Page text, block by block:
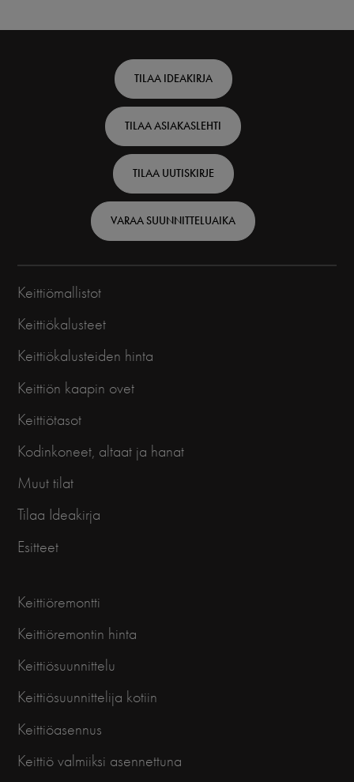
Finnish
TILAA IDEAKIRJA
TILAA ASIAKASLEHTI
TILAA UUTISKIRJE
VARAA SUUNNITTELUAIKA
Keittiömallistot
Keittiökalusteet
Keittiökalusteiden hinta
Keittiön kaapin ovet
Keittiötasot
Kodinkoneet, altaat ja hanat
Muut tilat
Tilaa Ideakirja
Esitteet
Keittiöremontti
Keittiöremontin hinta
Keittiösuunnittelu
Keittiösuunnittelija kotiin
Keittiöasennus
Keittiö valmiiksi asennettuna